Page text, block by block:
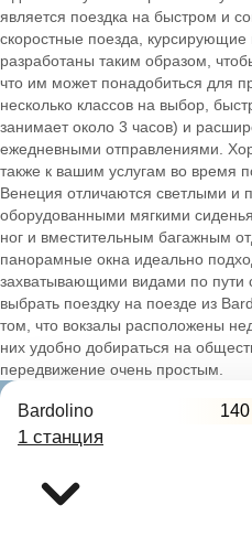
является поездка на быстром и
скоростные поезда,
разработаны таким образом,
что им может понадобиться для
несколько классов на выбор,
занимает около 3 часов) и
ежедневными отправлениями.
также к вашим услугам во время
Венеция отличаются светлыми и
оборудованными мягкими
ног и вместительным багажным
панорамные окна идеально
захватывающими видами по
выбрать поездку на поезде из
том, что вокзалы расположены
них удобно добираться на
передвижение очень простым.
Bardolino
1 станция